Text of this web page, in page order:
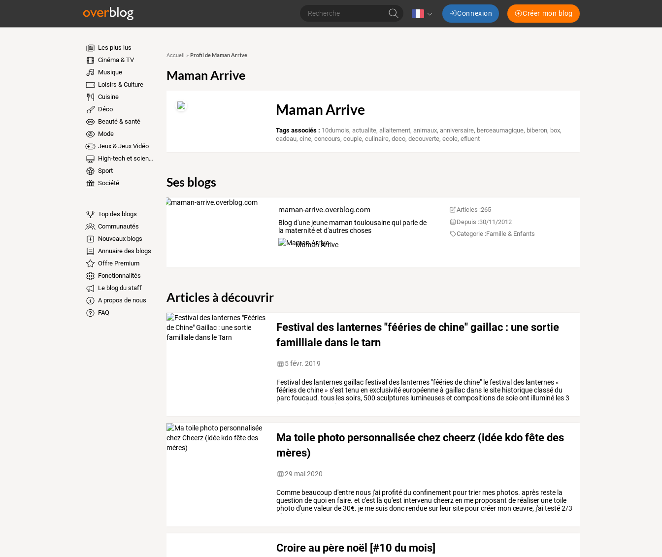
Connexion Créer mon blog
Les plus lus
Cinéma & TV
Musique
Loisirs & Culture
Cuisine
Déco
Beauté & santé
Mode
Jeux & Jeux Vidéo
High-tech et sciences
Sport
Société
Top des blogs
Communautés
Nouveaux blogs
Annuaire des blogs
Offre Premium
Fonctionnalités
Le blog du staff
A propos de nous
FAQ
Accueil » Profil de Maman Arrive
Maman Arrive
Maman Arrive
Tags associés : 10dumois,actualite,allaitement,animaux,anniversaire, berceaumagique, biberon, box,
cadeau,cine,concours,couple,culinaire,deco,decouverte,ecole,efluent
Ses blogs
maman-arrive.overblog.com
Blog d'une jeune maman toulousaine qui parle de
la maternité et d'autres choses
Maman Arrive
Articles :265
Depuis :30/11/2012
Categorie :Famille & Enfants
Articles à découvrir
Festival des lanternes "fééries de chine" gaillac : une sortie
familliale dans le tarn
5 févr. 2019
Festival des lanternesgaillacfestival des lanternes "féériesdechine" lefestival des lanternes«
féériesdechine » s’est tenu en exclusivitéeuropéenneà gaillacdans lesite historiqueclassédu
parcfoucaud. tous lessoirs, 500 sculptures lumineuseset compositionsdesoieont illuminé les3
hectares
du plus de
Ma toile photo personnalisée chez cheerz (idée kdo fête des
mères)
29 mai 2020
Comme beaucoupd'entre nous j'ai profitédu confinement pourtrier mes photos. après reste la
question dequoien faire. et c'est là qu'est intervenu cheerzen me proposant de réaliser unetoile
photod'unevaleurde30€. je mesuisdonc renduesur leursite pourcréer mon œuvre, j'aitesté2/3
photos,
je
Croire au père noël [#10 du mois]